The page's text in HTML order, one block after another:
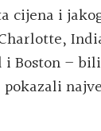
cijena i
Boston –